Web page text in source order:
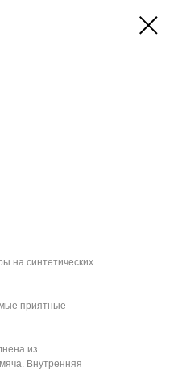
на синтетических
приятные
из
Внутренняя